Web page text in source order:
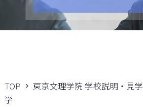
TOP 東京文理学院 学校説明・見学
学